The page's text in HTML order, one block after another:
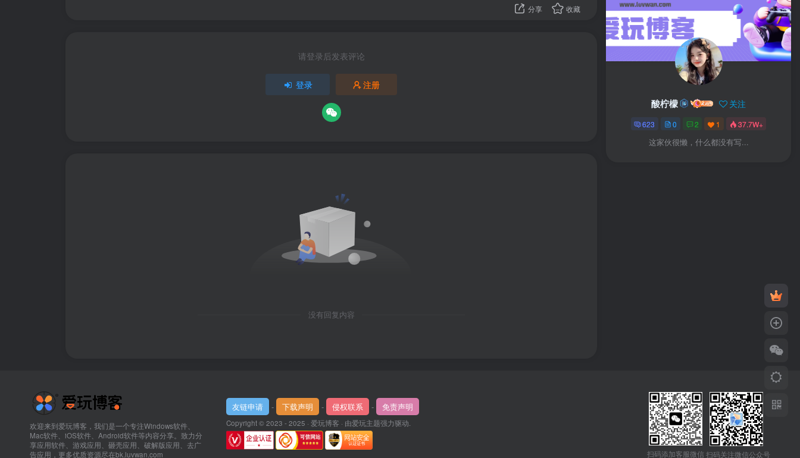
分享 收藏
请登录后发表评论
登录 注册
没有回复内容
酸柠檬 关注
623 0 2 1 37.7W+
这家伙很懒，什么都没有写...
欢迎来到爱玩博客，我们是一个专注Windows软件、
Mac软件、iOS软件、Android软件等内容分享。致力分
享应用软件、游戏应用、砸壳应用、破解版应用、去广
告应用，更多优质资源尽在bk.luvwan.com
友链申请 - 下载声明 - 侵权联系 - 免责声明
Copyright © 2023 - 2025 · 爱玩博客 · 由爱玩主题强力驱动.
扫码添加客服微信扫码关注微信公众号